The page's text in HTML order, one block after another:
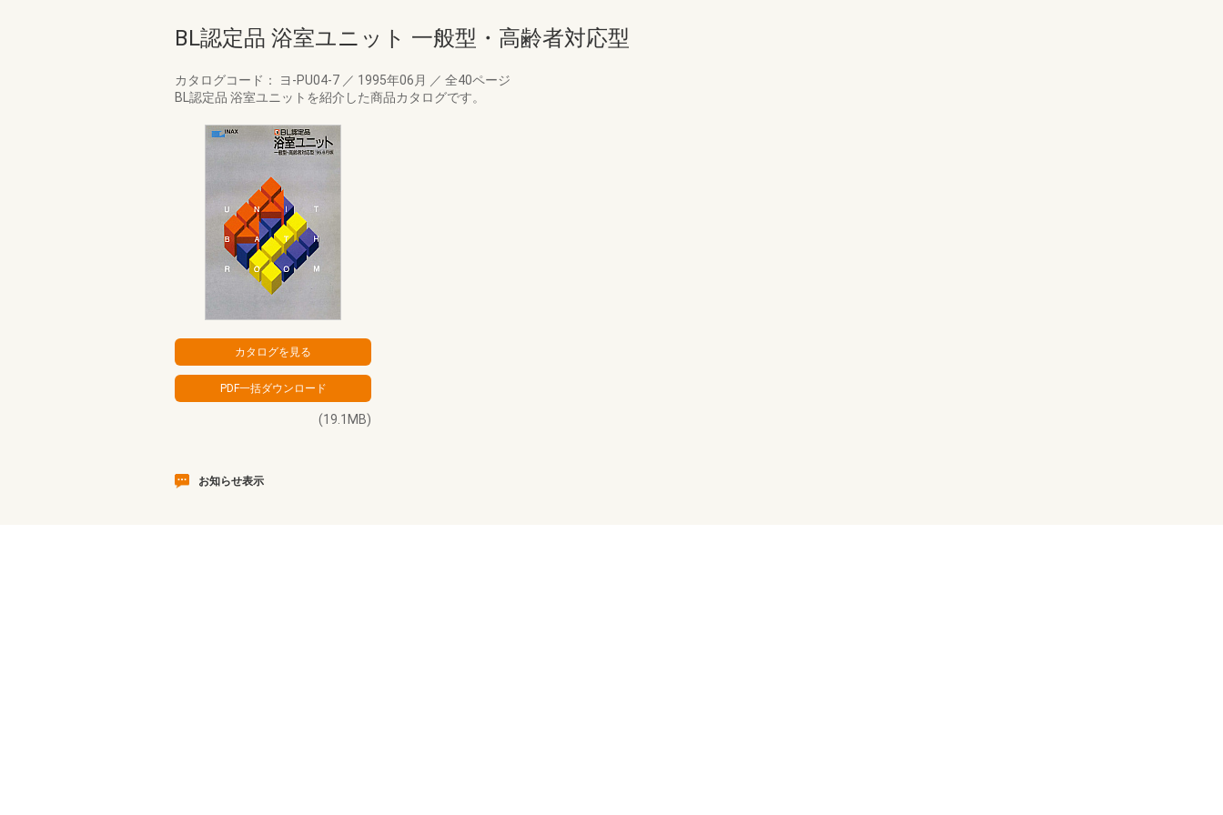
BL認定品 浴室ユニット 一般型・高齢者対応型
カタログコード： ヨ-PU04-7 ／ 1995年06月 ／ 全40ページ
BL認定品 浴室ユニットを紹介した商品カタログです。
(19.1MB)
お知らせ表示